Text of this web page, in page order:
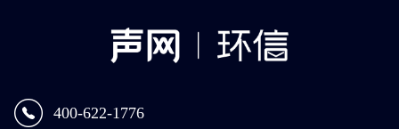
400-622-1776